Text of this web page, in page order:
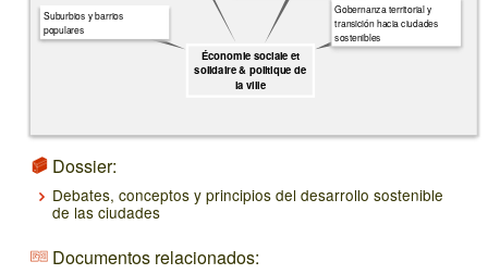
Économie sociale et
solidaire & politique de
la ville
Gobernanza territorial y
transición hacia ciudades
sostenibles
Suburbios y barrios
populares
Dossier:
Debates, conceptos y principios del desarrollo sostenible
de las ciudades
Documentos relacionados: